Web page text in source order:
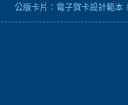
公版卡片： 電子賀卡設計範本